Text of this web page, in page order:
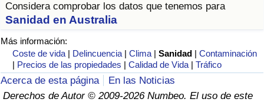
Considera comprobar los datos que tenemos para
Sanidad en Australia
Más información:
Coste de vida | Delincuencia |Clima |Sanidad |Contaminación
| Precios de las propiedades |Calidad de Vida |Tráfico
Acerca de esta página
En las Noticias
Derechos de Autor © 2009-2026 Numbeo. El uso de este
Índice de costo de vida por país
en aqaba
Índice de Precios de Inmuebles por País
Índice de calidad de vida por país
Delincuencia
Calificación del Índice de Criminalidad
(Actual)